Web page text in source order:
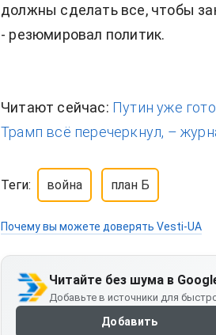
должны сделать все, чтобы
- резюмировал политик.
Читают сейчас: Путин уже
Трамп всё перечеркнул, –
Теги: война план Б
Почему вы можете доверять Vesti-UA
Читайте без шума в
Добавьте в источники для
Добавить